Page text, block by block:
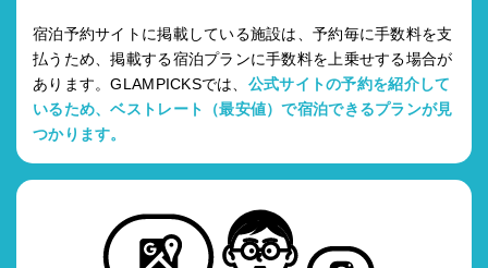
宿泊予約サイトに掲載している施設は、予約毎に手数料を支
払うため、掲載する宿泊プランに手数料を上乗せする場合が
あります。GLAMPICKSでは、 公式サイトの予約を紹介して
いるため、ベストレート（最安値）で宿泊できるプランが見
つかります。